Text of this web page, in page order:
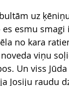
uz
esmu smagi
no kara
viņu
Un viss
Josiju raudu